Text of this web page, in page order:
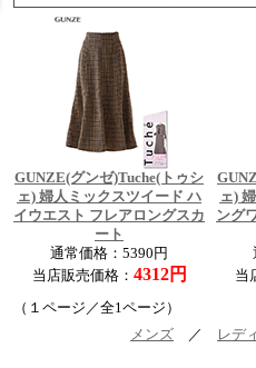
GUNZE(グンゼ)Tuche(トゥシ
ェ) 婦人ミックスツイード ハ
イウエスト フレアロングスカ
ート
通常価格：5390円
当店販売価格： 4312円
ェ)
ング
当
（１ページ／全1ページ）
メンズ ／ レデ